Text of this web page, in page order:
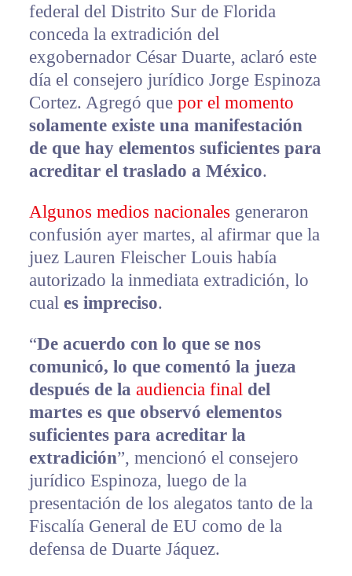
federal del Distrito Sur de Florida
conceda la extradición del
exgobernador César Duarte, aclaró este
día el consejero jurídico Jorge Espinoza
Cortez. Agregó que por el momento
solamente existe una manifestación
de que hay elementos suficientes para
acreditar el traslado a México.
Algunos medios nacionales generaron
confusión ayer martes, al afirmar que la
juez Lauren Fleischer Louis había
autorizado la inmediata extradición, lo
cual es impreciso.
“De acuerdo con lo que se nos
comunicó, lo que comentó la jueza
después de la audiencia final del
martes es que observó elementos
suficientes para acreditar la
extradición”, mencionó el consejero
jurídico Espinoza, luego de la
presentación de los alegatos tanto de la
Fiscalía General de EU como de la
defensa de Duarte Jáquez.